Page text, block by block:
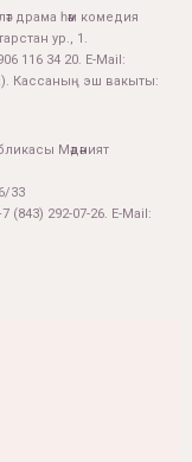
драма һәм комедия
ур., 1.
116 34 20. E-Mail:
Кассаның эш вакыты:
Мәдәният
33
(843) 292-07-26. E-Mail: